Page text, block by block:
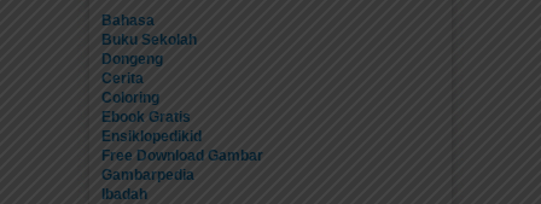
Bahasa
Buku Sekolah
Dongeng
Cerita
Coloring
Ebook Gratis
Ensiklopedikid
Free Download Gambar
Gambarpedia
Ibadah